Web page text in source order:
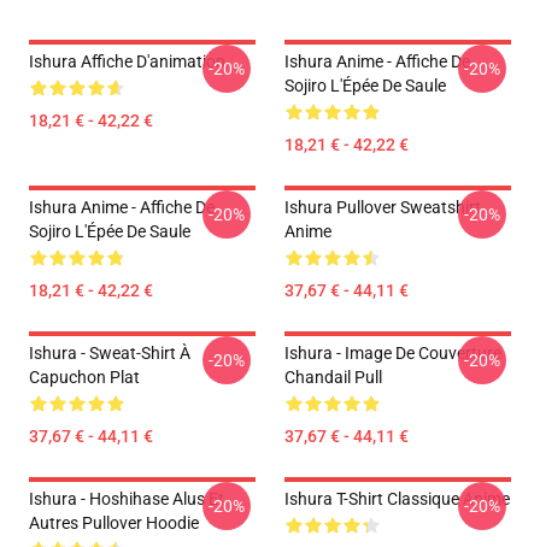
Ishura Affiche D'animation
18,21 € - 42,22 €
-20%
Ishura Anime - Affiche De
Sojiro L'Épée De Saule
18,21 € - 42,22 €
-20%
Ishura Anime - Affiche De
Sojiro L'Épée De Saule
18,21 € - 42,22 €
-20%
Ishura Pullover Sweatshirt
Anime
37,67 € - 44,11 €
-20%
Ishura - Sweat-Shirt À
Capuchon Plat
37,67 € - 44,11 €
-20%
Ishura - Image De Couverture
Chandail Pull
37,67 € - 44,11 €
-20%
Ishura - Hoshihase Alus Et
Autres Pullover Hoodie
-20% Ishura T-Shirt Classique Anime
-20%